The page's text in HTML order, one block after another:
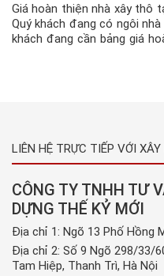
Giá hoàn thiện nhà xây thô
Quý khách đang có ngôi
khách đang cần bảng giá
LIÊN HỆ TRỰC TIẾP VỚI
CÔNG TY TNHH TƯ
DỰNG THẾ KỶ MỚI
Địa chỉ 1: Ngõ 13 Phố Hồng
Địa chỉ 2: Số 9 Ngõ 298/33/
Tam Hiệp, Thanh Trì, Hà Nội